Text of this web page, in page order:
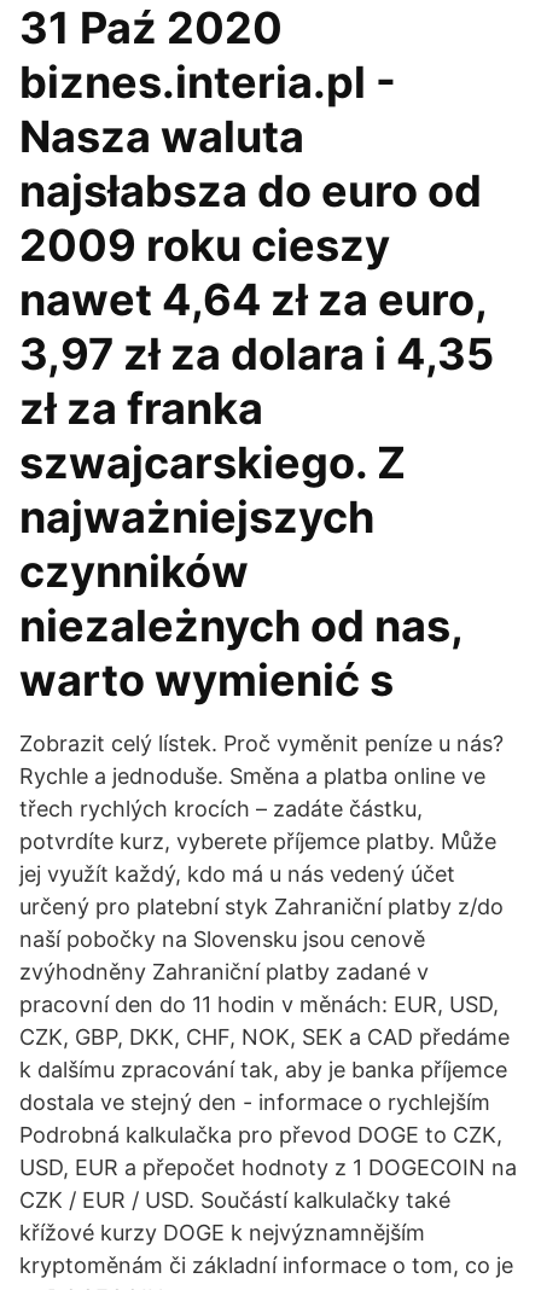
31 Paź 2020
biznes.interia.pl -
Nasza waluta
najsłabsza do euro od
2009 roku cieszy
nawet 4,64 zł za euro,
3,97 zł za dolara i 4,35
zł za franka
szwajcarskiego. Z
najważniejszych
czynników
niezależnych od nas,
warto wymienić s
Zobrazit celý lístek. Proč vyměnit peníze u nás?
Rychle a jednoduše. Směna a platba online ve
třech rychlých krocích – zadáte částku,
potvrdíte kurz, vyberete příjemce platby. Může
jej využít každý, kdo má u nás vedený účet
určený pro platební styk Zahraniční platby z/do
naší pobočky na Slovensku jsou cenově
zvýhodněny Zahraniční platby zadané v
pracovní den do 11 hodin v měnách: EUR, USD,
CZK, GBP, DKK, CHF, NOK, SEK a CAD předáme
k dalšímu zpracování tak, aby je banka příjemce
dostala ve stejný den - informace o rychlejším
Podrobná kalkulačka pro převod DOGE to CZK,
USD, EUR a přepočet hodnoty z 1 DOGECOIN na
CZK / EUR / USD. Součástí kalkulačky také
křížové kurzy DOGE k nejvýznamnějším
kryptoměnám či základní informace o tom, co je